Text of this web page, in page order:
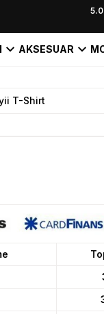
YENİ
AKSESUAR
T-Shirt